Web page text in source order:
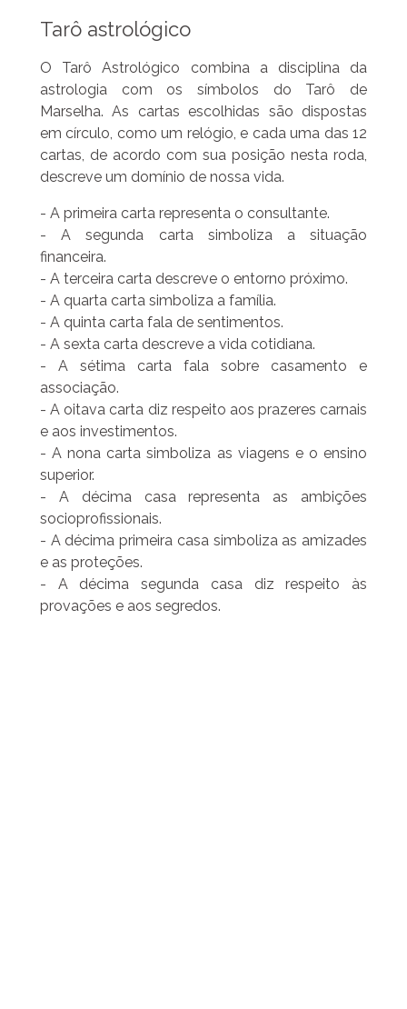
Tarô astrológico
O Tarô Astrológico combina a disciplina da
astrologia com os símbolos do Tarô de
Marselha. As cartas escolhidas são dispostas
em círculo, como um relógio, e cada uma das 12
cartas, de acordo com sua posição nesta roda,
descreve um domínio de nossa vida.
- A primeira carta representa o consultante.
- A segunda carta simboliza a situação
financeira.
- A terceira carta descreve o entorno próximo.
- A quarta carta simboliza a família.
- A quinta carta fala de sentimentos.
- A sexta carta descreve a vida cotidiana.
- A sétima carta fala sobre casamento e
associação.
- A oitava carta diz respeito aos prazeres carnais
e aos investimentos.
- A nona carta simboliza as viagens e o ensino
superior.
- A décima casa representa as ambições
socioprofissionais.
- A décima primeira casa simboliza as amizades
e as proteções.
- A décima segunda casa diz respeito às
provações e aos segredos.